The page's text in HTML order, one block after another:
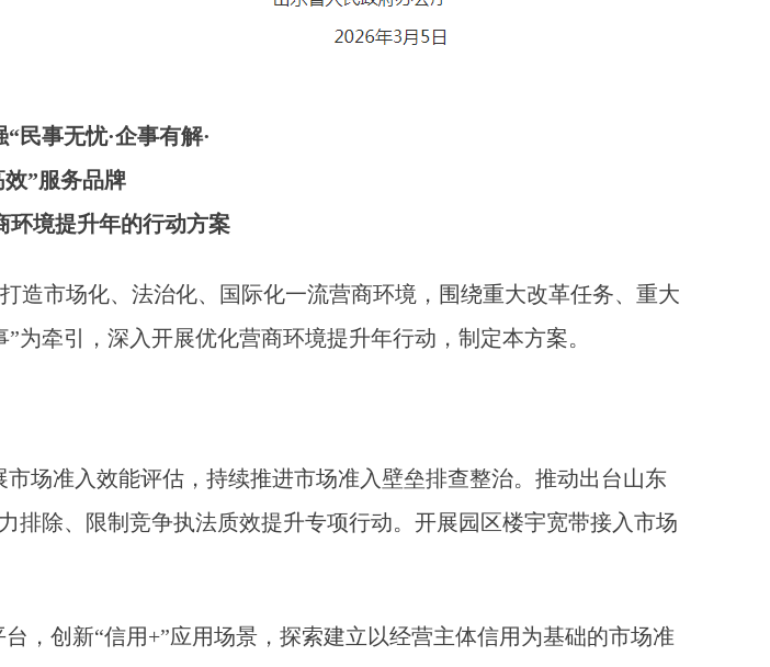
民事无忧·企事有解·
”服务品牌
环境提升年的行动方案
造市场化、法治化、国际化一流营商环境，围绕重大改革任务、重大
牵引，深入开展优化营商环境提升年行动，制定本方案。
场准入效能评估，持续推进市场准入壁垒排查整治。推动出台山东
排除、限制竞争执法质效提升专项行动。开展园区楼宇宽带接入市场
，创新“信用+”应用场景，探索建立以经营主体信用为基础的市场准